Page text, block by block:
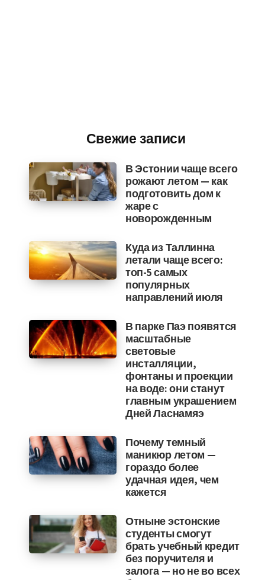
Свежие записи
В Эстонии чаще всего
рожают летом — как
подготовить дом к
жаре с
новорожденным
Куда из Таллинна
летали чаще всего:
топ-5 самых
популярных
направлений июля
В парке Паэ появятся
масштабные
световые
инсталляции,
фонтаны и проекции
на воде: они станут
главным украшением
Дней Ласнамяэ
Почему темный
маникюр летом —
гораздо более
удачная идея, чем
кажется
Отныне эстонские
студенты смогут
брать учебный кредит
без поручителя и
залога — но не во всех